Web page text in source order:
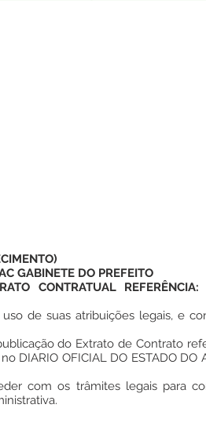
GABINETE DO PREFEITO
CONTRATUAL
de suas atribuições legais, e
do Extrato de Contrato
DIARIO OFICIAL DO ESTADO DO
com os trâmites legais para